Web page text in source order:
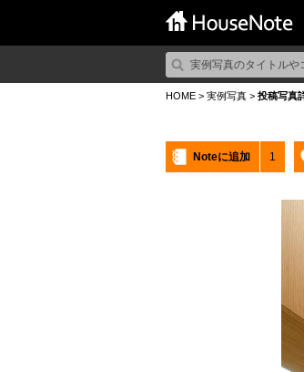
HOME > 実例写真 > 投稿写真
Noteに追加 1